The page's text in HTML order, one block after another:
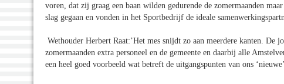
voren, dat zij graag een baan wilden gedurende de zomermaanden
slag gegaan en vonden in het Sportbedrijf de ideale
Wethouder Herbert Raat:’Het mes snijdt zo aan meerdere kanten. De
zomermaanden extra personeel en de gemeente en daarbij alle
een heel goed voorbeeld wat betreft de uitgangspunten van ons